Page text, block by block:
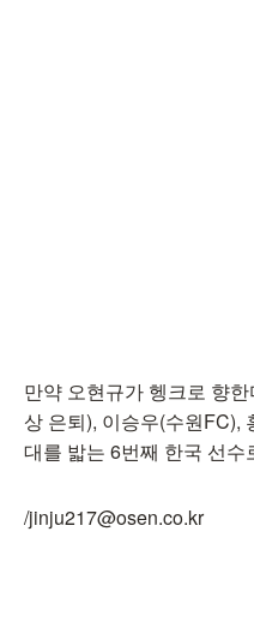
만약 오현규가 헹크로 향
상 은퇴), 이승우(수원FC),
대를 밟는 6번째 한국 선수
/jinju217@osen.co.kr